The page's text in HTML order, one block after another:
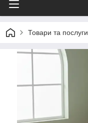
Товари та послуги